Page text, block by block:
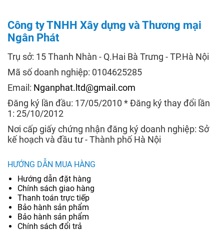
Công ty TNHH Xây dựng và Thương mại
Ngân Phát
Trụ sở: 15 Thanh Nhàn - Q.Hai Bà Trưng - TP.Hà Nội
Mã số doanh nghiệp: 0104625285
Email: Nganphat.ltd@gmail.com
Đăng ký lần đầu: 17/05/2010 * Đăng ký thay đổi lần
1: 25/10/2012
Nơi cấp giấy chứng nhận đăng ký doanh nghiệp: Sở
kế hoạch và đầu tư - Thành phố Hà Nội
HƯỚNG DẪN MUA HÀNG
Hướng dẫn đặt hàng
Chính sách giao hàng
Thanh toán trực tiếp
Bảo hành sản phẩm
Bảo hành sản phẩm
Chính sách đổi trả